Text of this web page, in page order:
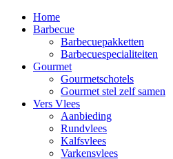
Home
Barbecue
Barbecuepakketten
Barbecuespecialiteiten
Gourmet
Gourmetschotels
Gourmet stel zelf samen
Vers Vlees
Aanbieding
Rundvlees
Kalfsvlees
Varkensvlees